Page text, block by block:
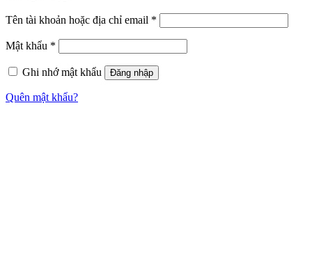
Tên tài khoản hoặc địa chỉ email *
Mật khẩu *
Ghi nhớ mật khẩu Đăng nhập
Quên mật khẩu?